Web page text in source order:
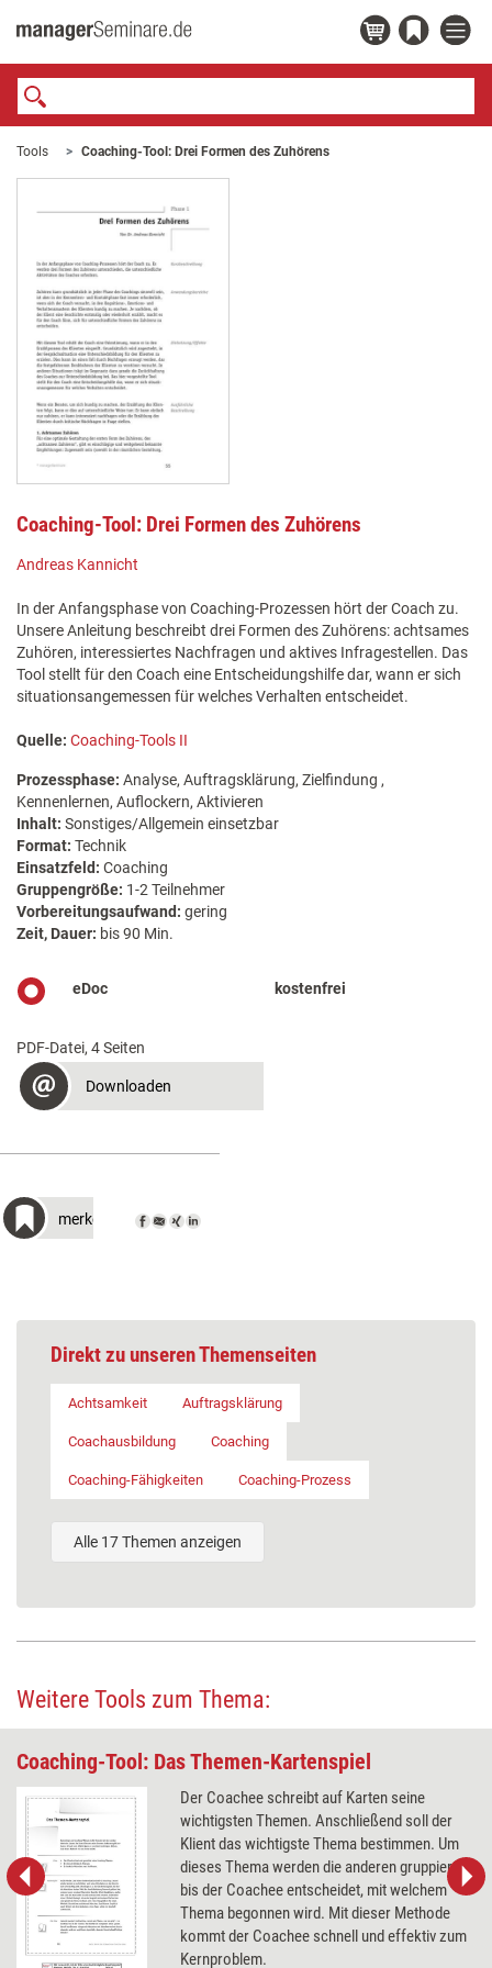
Tools Coaching-Tool: Drei Formen des Zuhörens
Coaching-Tool: Drei Formen des Zuhörens
Andreas Kannicht
In der Anfangsphase von Coaching-Prozessen hört der Coach zu.
Unsere Anleitung beschreibt drei Formen des Zuhörens: achtsames
Zuhören, interessiertes Nachfragen und aktives Infragestellen. Das
Tool stellt für den Coach eine Entscheidungshilfe dar, wann er sich
situationsangemessen für welches Verhalten entscheidet.
Quelle: Coaching-Tools II
Prozessphase: Analyse, Auftragsklärung, Zielfindung ,
Kennenlernen, Auflockern, Aktivieren
Inhalt: Sonstiges/Allgemein einsetzbar
Format: Technik
Einsatzfeld: Coaching
Gruppengröße: 1-2 Teilnehmer
Vorbereitungsaufwand: gering
Zeit, Dauer: bis 90 Min.
eDoc kostenfrei
PDF-Datei, 4 Seiten
Downloaden
merken
Direkt zu unseren Themenseiten
Achtsamkeit Auftragsklärung
Coachausbildung Coaching
Coaching-Fähigkeiten Coaching-Prozess
Alle 17 Themen anzeigen
Weitere Tools zum Thema:
Coaching-Tool: Das Themen-Kartenspiel
Der Coachee schreibt auf Karten seine
wichtigsten Themen. Anschließend soll der
Klient das wichtigste Thema bestimmen. Um
dieses Thema werden die anderen gruppiert,
bis der Coachee entscheidet, mit welchem
Thema begonnen wird. Mit dieser Methode
kommt der Coachee schnell und effektiv zum
Kernproblem.